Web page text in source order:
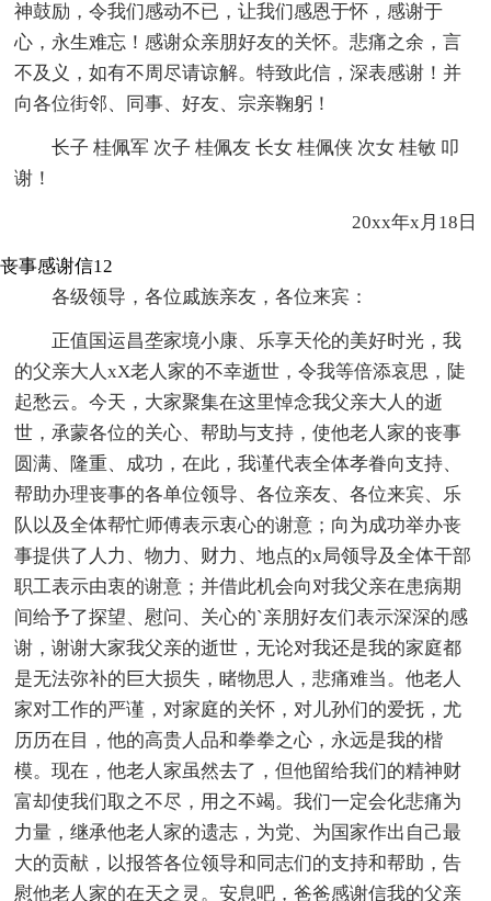
神鼓励，令我们感动不已，让我们感恩于怀，感谢于
心，永生难忘！感谢众亲朋好友的关怀。悲痛之余，言
不及义，如有不周尽请谅解。特致此信，深表感谢！并
向各位街邻、同事、好友、宗亲鞠躬！
长子 桂佩军 次子 桂佩友 长女 桂佩侠 次女 桂敏 叩
谢！
20xx年x月18日
丧事感谢信12
各级领导，各位戚族亲友，各位来宾：
正值国运昌垄家境小康、乐享天伦的美好时光，我
的父亲大人xX老人家的不幸逝世，令我等倍添哀思，陡
起愁云。今天，大家聚集在这里悼念我父亲大人的逝
世，承蒙各位的关心、帮助与支持，使他老人家的丧事
圆满、隆重、成功，在此，我谨代表全体孝眷向支持、
帮助办理丧事的各单位领导、各位亲友、各位来宾、乐
队以及全体帮忙师傅表示衷心的谢意；向为成功举办丧
事提供了人力、物力、财力、地点的x局领导及全体干部
职工表示由衷的谢意；并借此机会向对我父亲在患病期
间给予了探望、慰问、关心的`亲朋好友们表示深深的感
谢，谢谢大家我父亲的逝世，无论对我还是我的家庭都
是无法弥补的巨大损失，睹物思人，悲痛难当。他老人
家对工作的严谨，对家庭的关怀，对儿孙们的爱抚，尤
历历在目，他的高贵人品和拳拳之心，永远是我的楷
模。现在，他老人家虽然去了，但他留给我们的精神财
富却使我们取之不尽，用之不竭。我们一定会化悲痛为
力量，继承他老人家的遗志，为党、为国家作出自己最
大的贡献，以报答各位领导和同志们的支持和帮助，告
慰他老人家的在天之灵。安息吧，爸爸感谢信我的父亲